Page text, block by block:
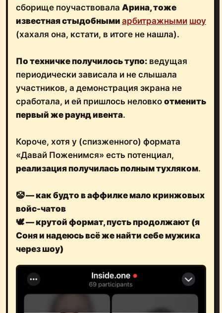
сборище поучаствовала Арина, тоже
известная стыдобными арбитражными шоу
(хахаля она, кстати, в итоге не нашла).
По техничке получилось тупо: ведущая
периодически зависала и не слышала
участников, а демонстрация экрана не
сработала, и ей пришлось неловко отменить
первый же раунд ивента.
Короче, хотя у (спизженного) формата
«Давай Поженимся» есть потенциал,
реализация получилась полным тухляком.
🤡 — как будто в аффилке мало кринжовых
войс-чатов
🕊️ — крутой формат, пусть продолжают (я
Соня и надеюсь всё же найти себе мужика
через шоу)